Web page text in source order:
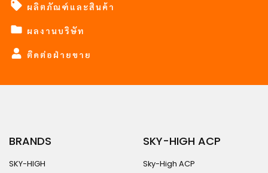
ผลิตภัณฑ์และสินค้า
ผลงานบริษัท
ติดต่อฝ่ายขาย
BRANDS
SKY-HIGH
SKY-HIGH ACP
Sky-High ACP